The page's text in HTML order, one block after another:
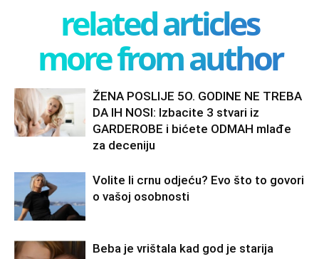
related articles
more from author
ŽENA POSLIJE 5O. GODINE NE TREBA
DA IH NOSI: Izbacite 3 stvari iz
GARDEROBE i bićete ODMAH mlađe
za deceniju
Volite li crnu odjeću? Evo što to govori
o vašoj osobnosti
Beba je vrištala kad god je starija